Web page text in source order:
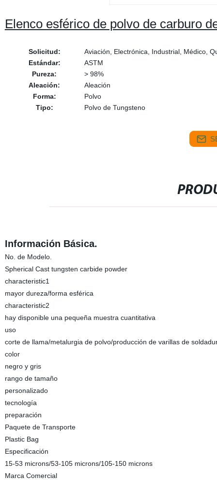
Elenco esférico de polvo de carburo
Solicitud:
Aviación, Electrónica, Industrial, Médico,
Estándar:
ASTM
Pureza:
> 98%
Aleación:
Aleación
Forma:
Polvo
Tipo:
Polvo de Tungsteno
Información Básica.
No. de Modelo.
Spherical Cast tungsten carbide powder
characteristic1
mayor dureza/forma esférica
characteristic2
hay disponible una pequeña muestra cuantitativa
uso
corte de llama/metalurgia de polvo/producción de varillas de
color
negro y gris
rango de tamaño
personalizado
tecnología
preparación
Paquete de Transporte
Plastic Bag
Especificación
15-53 microns/53-105 microns/105-150 microns
Marca Comercial